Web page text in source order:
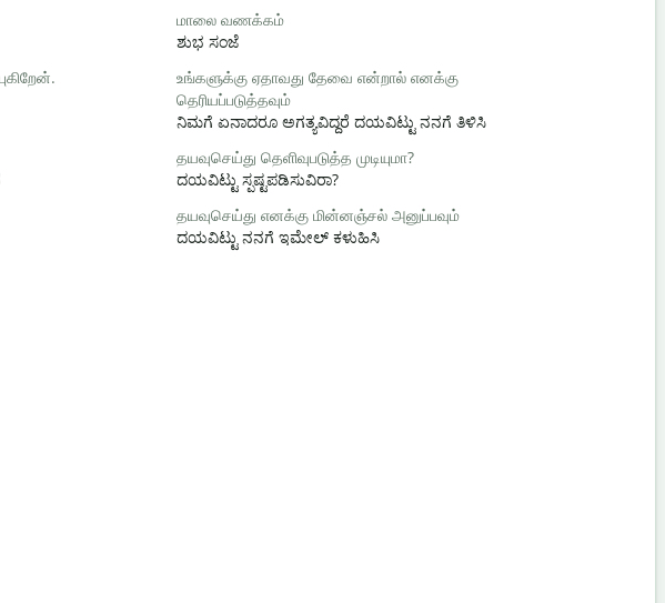
மாலை வணக்கம்
ಶುಭ ಸಂಜೆ
உங்களுக்கு ஏதாவது தேவை என்றால் எனக்கு
தெரியப்படுத்தவும்
ನಿಮಗೆ ಏನಾದರೂ ಅಗತ್ಯವಿದ್ದರೆ ದಯವಿಟ್ಟು ನನಗೆ ತಿಳಿಸಿ
தயவுசெய்து தெளிவுபடுத்த முடியுமா?
ದಯವಿಟ್ಟು ಸ್ಪಷ್ಟಪಡಿಸುವಿರಾ?
தயவுசெய்து எனக்கு மின்னஞ்சல் அனுப்பவும்
ದಯವಿಟ್ಟು ನನಗೆ ಇಮೇಲ್ ಕಳುಹಿಸಿ